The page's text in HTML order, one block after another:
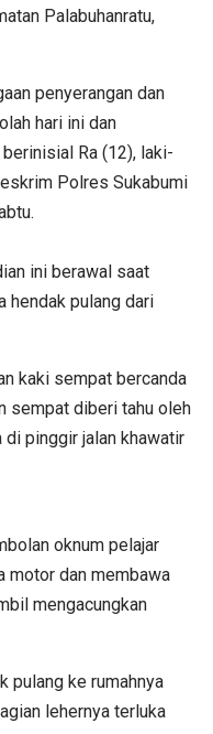
Palabuhanratu,
penyerangan dan
hari ini dan
Ra (12), laki-
Polres Sukabumi
ini berawal saat
hendak pulang dari
kaki sempat bercanda
sempat diberi tahu oleh
pinggir jalan khawatir
oknum pelajar
motor dan membawa
mengacungkan
pulang ke rumahnya
lehernya terluka